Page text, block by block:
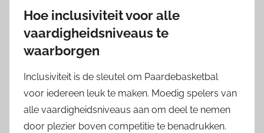
Hoe inclusiviteit voor alle
vaardigheidsniveaus te
waarborgen
Inclusiviteit is de sleutel om Paardebasketbal
voor iedereen leuk te maken. Moedig spelers van
alle vaardigheidsniveaus aan om deel te nemen
door plezier boven competitie te benadrukken.